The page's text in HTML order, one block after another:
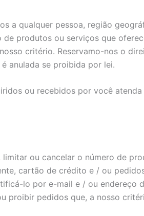
a qualquer pessoa, região
produtos ou serviços que
critério. Reservamo-nos o
anulada se proibida por lei.
ou recebidos por você atenda
ou cancelar o número de
cartão de crédito e / ou
lo por e-mail e / ou endereço
proibir pedidos que, a nosso